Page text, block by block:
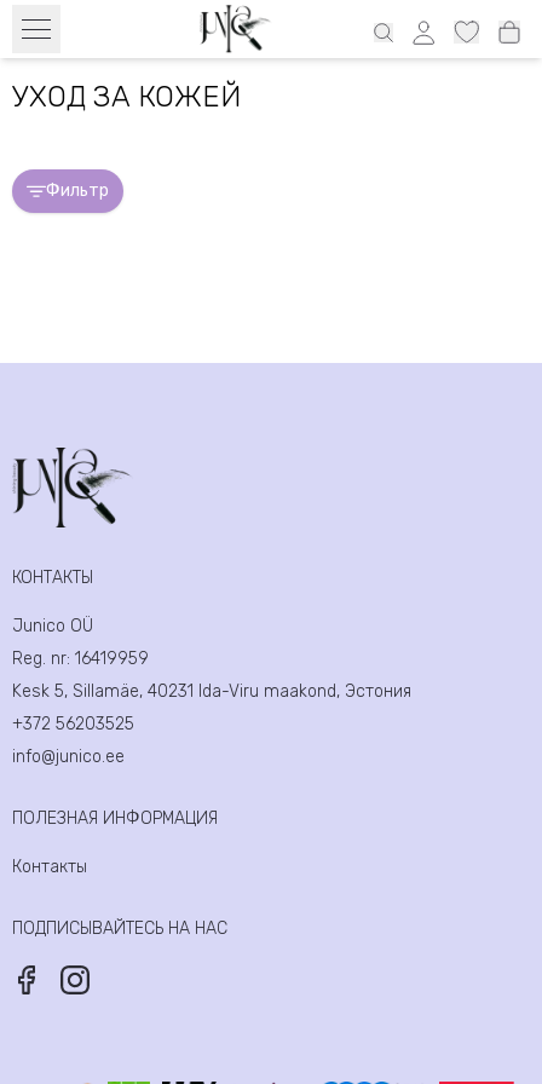
Бесплатный транспорт с 39€ по всей Эстонии и 69€ Латвия, 69€
Литва, 100€ Финляндия
УХОД ЗА КОЖЕЙ
Фильтр
КОНТАКТЫ
Junico OÜ
Reg. nr: 16419959
Kesk 5, Sillamäe, 40231 Ida-Viru maakond, Эстония
+372 56203525
info@junico.ee
ПОЛЕЗНАЯ ИНФОРМАЦИЯ
Контакты
ПОДПИСЫВАЙТЕСЬ НА НАС